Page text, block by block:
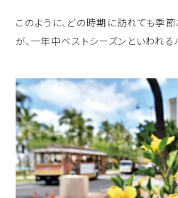
このように、どの時期に訪れても季
が、一年中ベストシーズンといわれる